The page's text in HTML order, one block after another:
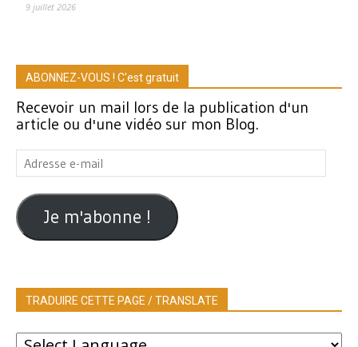
9 juillet 2026
ABONNEZ-VOUS ! C'est gratuit
Recevoir un mail lors de la publication d'un
article ou d'une vidéo sur mon Blog.
Adresse
e-
mail
Je m'abonne !
TRADUIRE CETTE PAGE / TRANSLATE